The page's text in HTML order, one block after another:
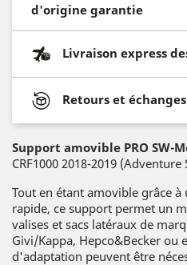
d'origine garantie
Livraison express
Retours et
Support amovible PRO SW-
CRF1000 2018-2019
Tout en étant amovible grâce
rapide, ce support permet un
valises et sacs latéraux de
Givi/Kappa, Hepco&Becker ou
d'adaptation peuvent être